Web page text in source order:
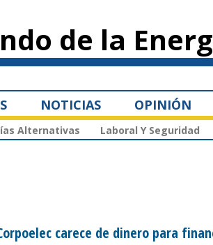
principal
de la
NOTICIAS OPINIÓN
Alternativas Laboral Y Seguridad
carece de dinero para